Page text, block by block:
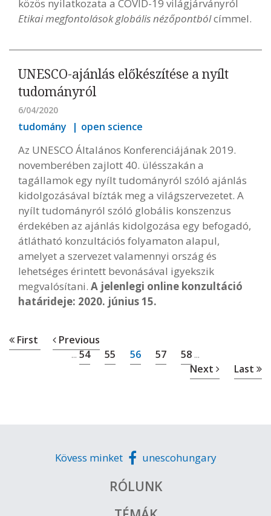
közös nyilatkozata a COVID-19 világjárványról
Etikai megfontolások globális nézőpontbólcímmel.
UNESCO-ajánlás előkészítése a nyílt
tudományról
6/04/2020
tudomány open science
Az UNESCO Általános Konferenciájának 2019.
novemberében zajlott 40. ülésszakán a
tagállamok egy nyílt tudományról szóló ajánlás
kidolgozásával bízták meg a világszervezetet. A
nyílt tudományról szóló globális konszenzus
érdekében az ajánlás kidolgozása egy befogadó,
átlátható konzultációs folyamaton alapul,
amelyet a szervezet valamennyi ország és
lehetséges érintett bevonásával igyekszik
megvalósítani. A jelenlegi online konzultáció
határideje: 2020. június 15.
First Previous
... 54 55 56 57 58 ...
Next Last
Kövess minket unescohungary
RÓLUNK